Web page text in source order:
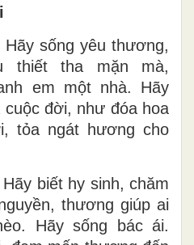
sống yêu thương,
thiết tha mặn mà,
em một nhà. Hãy
đời, như đóa hoa
tỏa ngát hương cho
biết hy sinh, chăm
thương giúp ai
Hãy sống bác ái.